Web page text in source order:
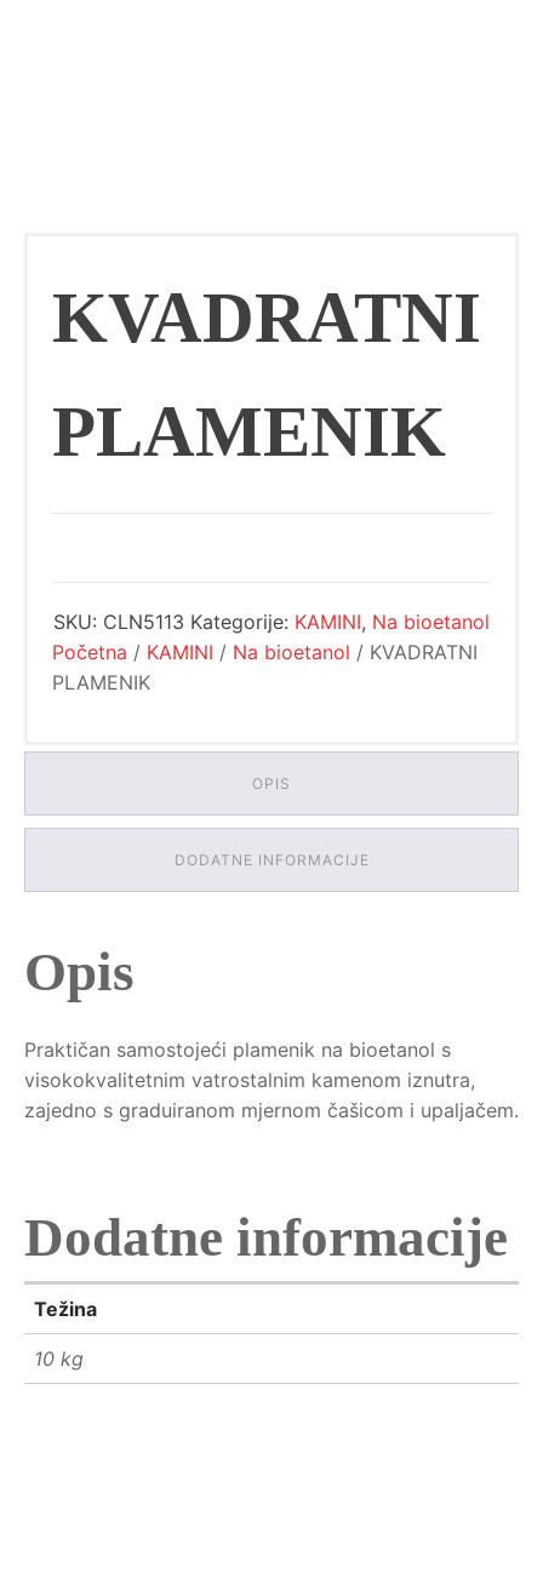
KVADRATNI
PLAMENIK
SKU: CLN5113 Kategorije: KAMINI, Na bioetanol
Početna / KAMINI / Na bioetanol / KVADRATNI
PLAMENIK
OPIS
DODATNE INFORMACIJE
Opis
Praktičan samostojeći plamenik na bioetanol s
visokokvalitetnim vatrostalnim kamenom iznutra,
zajedno s graduiranom mjernom čašicom i upaljačem.
Dodatne informacije
Težina
10 kg